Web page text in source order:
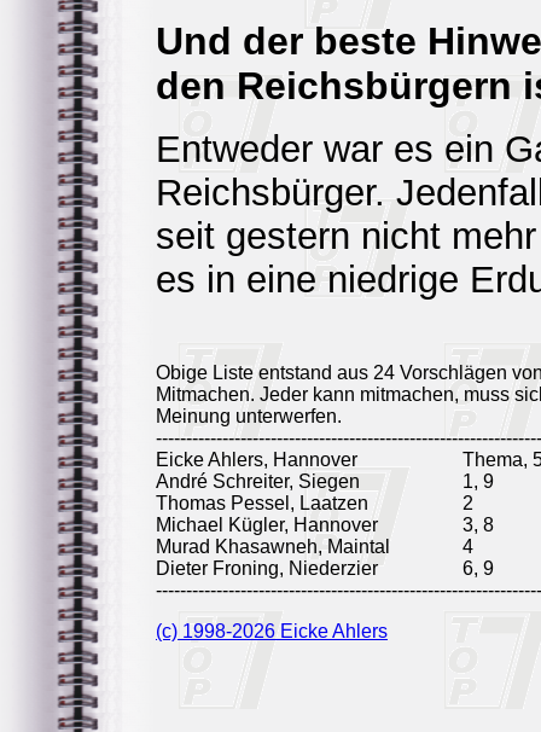
Und der beste
den Reichsbürgern
Entweder war es ein
Reichsbürger.
seit gestern nicht
es in eine niedrige
Obige Liste entstand aus 24 Vorschlägen
Mitmachen. Jeder kann mitmachen, muss
Meinung unterwerfen.
Eicke Ahlers, Hannover
Thema,
André Schreiter, Siegen
1, 9
Thomas Pessel, Laatzen
2
Michael Kügler, Hannover
3, 8
Murad Khasawneh, Maintal
4
Dieter Froning, Niederzier
6, 9
(c) 1998-2026 Eicke Ahlers